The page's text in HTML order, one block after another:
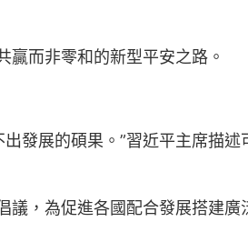
贏而非零和的新型平安之路。
發展的碩果。”習近平主席描述
議，為促進各國配合發展搭建廣